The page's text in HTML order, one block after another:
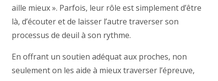
aille mieux ». Parfois, leur rôle est simplement d’être
là, d’écouter et de laisser l’autre traverser son
processus de deuil à son rythme.
En offrant un soutien adéquat aux proches, non
seulement on les aide à mieux traverser l’épreuve,